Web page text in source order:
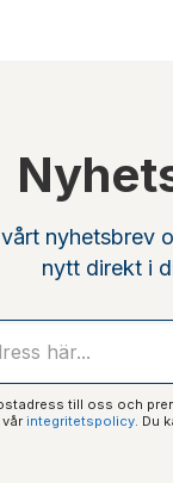
nyhetsbrev
nytt direkt i
till oss och
integritetspolicy. Du